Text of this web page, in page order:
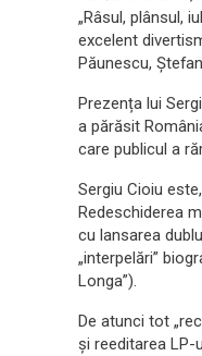
„Râsul, plânsul,
excelent
Păunescu,
Prezența lui
a părăsit
care publicul a
Sergiu Cioiu
Redeschiderea
cu lansarea
„interpelări”
Longa”).
De atunci tot
și reeditarea LP-